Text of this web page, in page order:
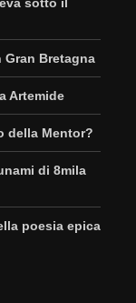
Bretagna
Artemide
della Mentor?
di 8mila
poesia epica